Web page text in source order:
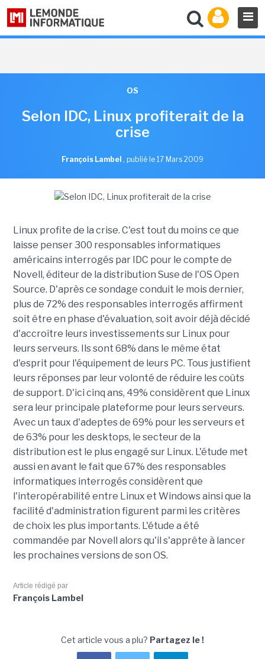
OS
Selon IDC, Linux profiterait de la
crise
François Lambel , publié le 17 Mars 2009
Linux profite de la crise. C'est tout du moins ce que
laisse penser 300 responsables informatiques
américains interrogés par IDC pour le compte de
Novell, éditeur de la distribution Suse de l'OS Open
Source. D'après ce sondage conduit le mois dernier,
plus de 72% des responsables interrogés affirment
soit être en phase d'évaluation, soit avoir déjà décidé
d'accroître leurs investissements sur Linux pour
leurs serveurs. Ils sont 68% dans le même état
d'esprit pour l'équipement de leurs PC. Tous justifient
leurs réponses par leur volonté de réduire les coûts
de support. D'ici cinq ans, 49% considèrent que Linux
sera leur principale plateforme pour leurs serveurs.
Avec un taux d'adeptes de 69% pour les serveurs et
de 63% pour les desktops, le secteur de la
distribution est le plus engagé sur Linux. L'étude met
aussi en avant le fait que 67% des responsables
informatiques interrogés considèrent que
l'interopérabilité entre Linux et Windows ainsi que la
facilité d'administration figurent parmi les critères
de choix les plus importants. L'étude a été
commandée par Novell alors qu'il s'apprête à lancer
les prochaines versions de son OS.
Article rédigé par
François Lambel
Cet article vous a plu? Partagez le !